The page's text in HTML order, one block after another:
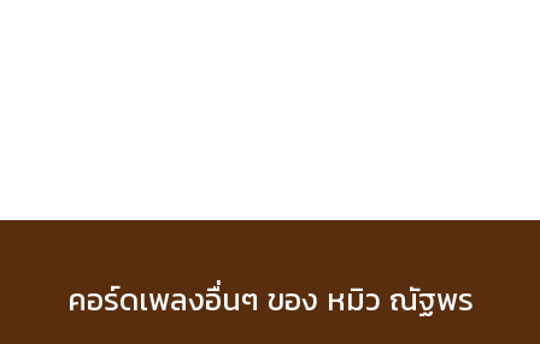
คอร์ดเพลงอื่นๆ ของ หมิว ณัฐพร